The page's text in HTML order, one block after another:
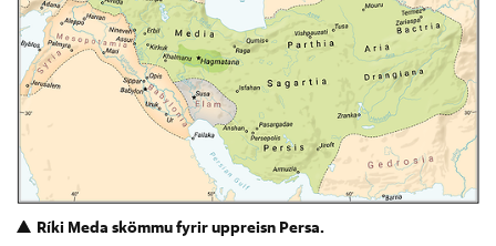
Ríki Meda skömmu fyrir uppreisn Persa.